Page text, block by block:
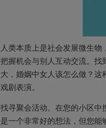
人类本质上是社会发展微生
把握机会与别人互动交流。找
大，婚姻中女人该怎么做？
戏剧表演。
找寻聚会活动。在您的小区中
是一个非常好的想法，但您能